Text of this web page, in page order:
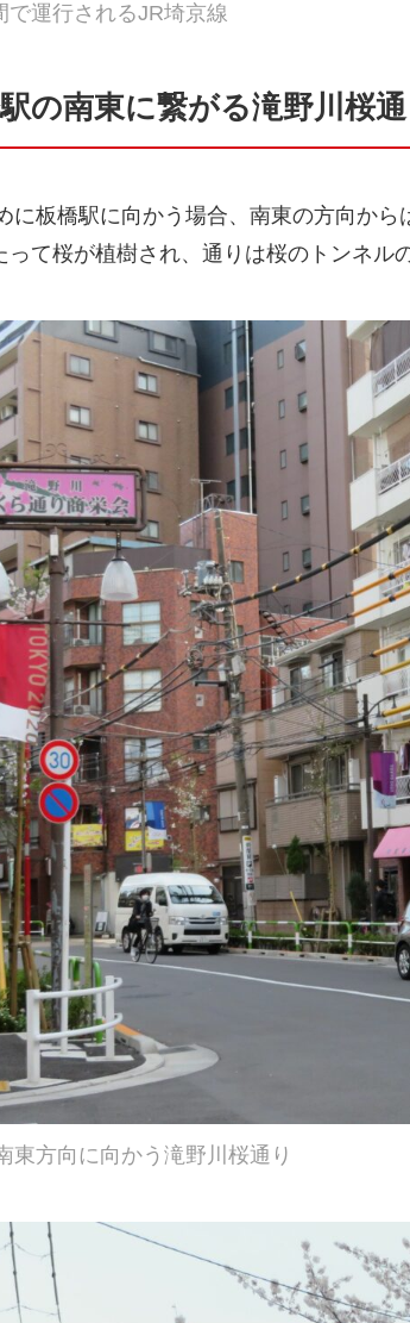
運行されるJR埼京線
の南東に繋がる滝野川桜
に板橋駅に向かう場合、南東の方向か
て桜が植樹され、通りは桜のトンネル
東方向に向かう滝野川桜通り